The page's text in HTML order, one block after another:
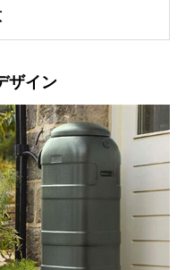
ザイン